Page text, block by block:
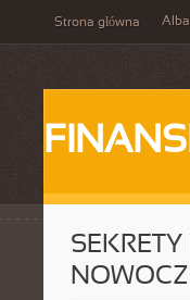
Strona główna